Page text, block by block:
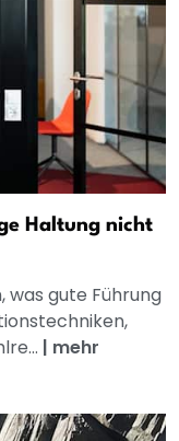
Haltung nicht
was gute Führung
| mehr